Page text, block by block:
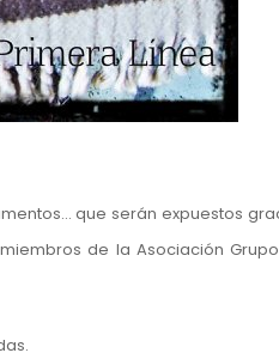
que serán expuestos
de la Asociación